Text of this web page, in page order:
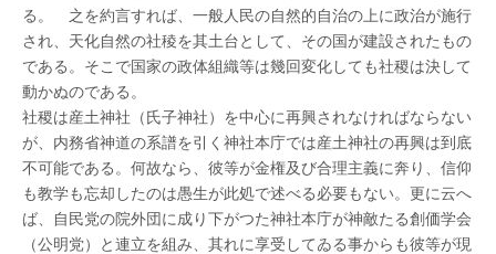
る。 之を約言すれば、一般人民の自然的自治の上に政治が施行
され、天化自然の社稜を其土台として、その国が建設されたもの
である。そこで国家の政体組織等は幾回変化しても社稷は決して
動かぬのである。
社稷は産土神社（氏子神社）を中心に再興されなければならない
が、内務省神道の系譜を引く神社本庁では産土神社の再興は到底
不可能である。何故なら、彼等が金権及び合理主義に奔り、信仰
も教学も忘却したのは愚生が此処で述べる必要もない。更に云へ
ば、自民党の院外団に成り下がつた神社本庁が神敵たる創価学会
（公明党）と連立を組み、其れに享受してゐる事からも彼等が現